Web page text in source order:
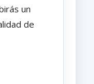
un
de